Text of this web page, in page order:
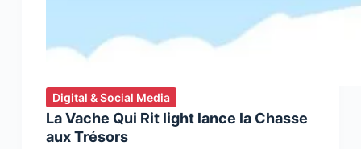
Digital & Social Media
La Vache Qui Rit light lance la Chasse
aux Trésors